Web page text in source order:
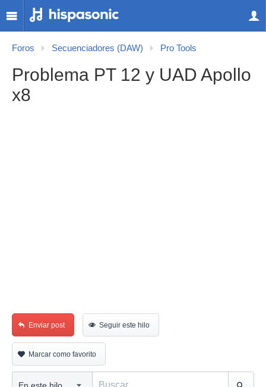
Foros Secuenciadores (DAW) Pro Tools
Problema PT 12 y UAD Apollo
x8
Enviar post Seguir este hilo
Marcar como favorito